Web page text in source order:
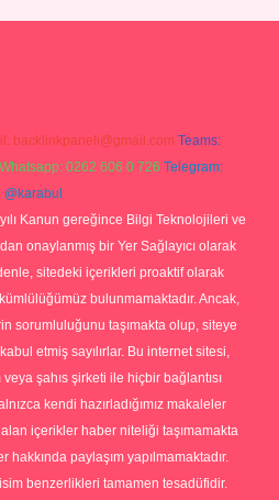
backlinkpaneli@gmail.com Teams:
Whatsapp: 0262 606 0 726 Telegram:
@karabul
Kanun gereğince Bilgi Teknolojileri ve
onaylanmış bir Yer Sağlayıcı olarak
sitedeki içerikleri proaktif olarak
bulunmamaktadır. Ancak,
sorumluluğunu taşımakta olup, siteye
etmiş sayılırlar. Bu internet sitesi,
şahıs şirketi ile hiçbir bağlantısı
kendi hazırladığımız makaleler
içerikler haber niteliği taşımamakta
paylaşım yapılmamaktadır.
benzerlikleri tamamen tesadüfidir.